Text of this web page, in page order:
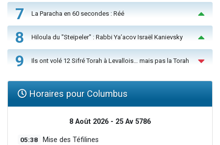
7 La Paracha en 60 secondes : Réé
8 Hiloula du "Steïpeler" : Rabbi Ya’acov Israël Kanievsky
9 Ils ont volé 12 Sifré Torah à Levallois… mais pas la Torah
Horaires pour Columbus
8 Août 2026 - 25 Av 5786
05:38 Mise des Téfilines